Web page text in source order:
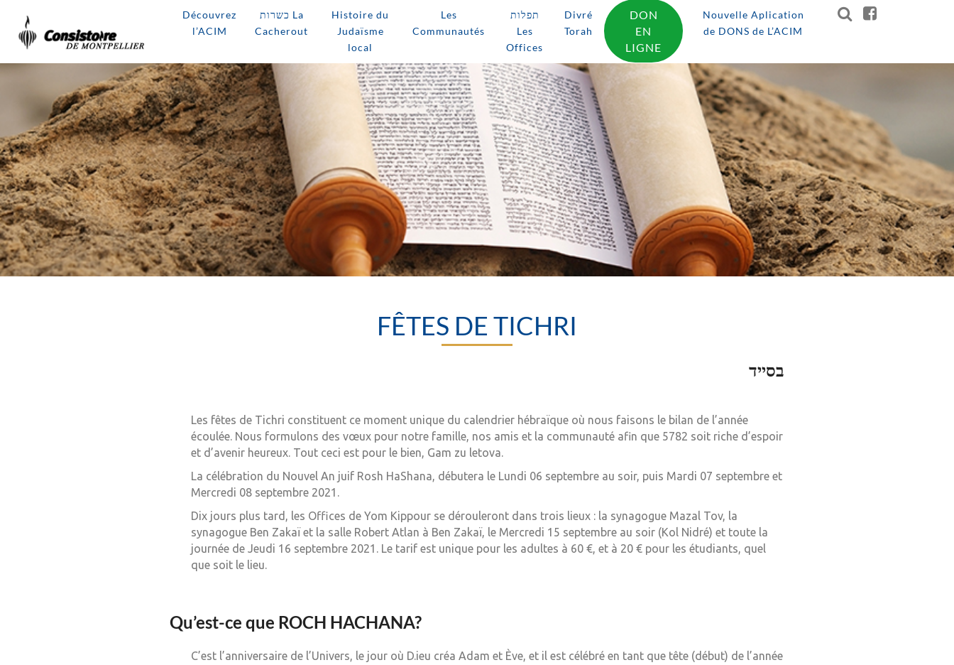
Découvrez
l’ACIM
כשרות La
Cacherout
Histoire du
Judaïsme
local
Les
Communautés
תפלות
Les
Offices
Divré
Torah
DON
EN
LIGNE
Nouvelle Aplication
de DONS de L’ACIM
FÊTES DE TICHRI
בסייד
Les fêtes de Tichri constituent ce moment unique du calendrier hébraïque où nous faisons le bilan de l’année
écoulée. Nous formulons des vœux pour notre famille, nos amis et la communauté afin que 5782 soit riche d’espoir
et d’avenir heureux. Tout ceci est pour le bien, Gam zu letova.
La célébration du Nouvel An juif Rosh HaShana, débutera le Lundi 06 septembre au soir, puis Mardi 07 septembre et
Mercredi 08 septembre 2021.
Dix jours plus tard, les Offices de Yom Kippour se dérouleront dans trois lieux : la synagogue Mazal Tov, la
synagogue Ben Zakaï et la salle Robert Atlan à Ben Zakaï, le Mercredi 15 septembre au soir (Kol Nidré) et toute la
journée de Jeudi 16 septembre 2021. Le tarif est unique pour les adultes à 60 €, et à 20 € pour les étudiants, quel
que soit le lieu.
Qu’est-ce que ROCH HACHANA?
C’est l’anniversaire de l’Univers, le jour où D.ieu créa Adam et Ève, et il est célébré en tant que tête (début) de l’année